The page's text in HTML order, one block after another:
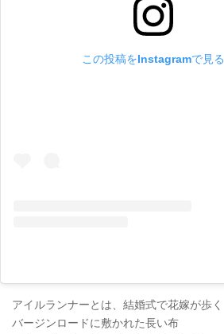
この投稿をInstagramで見る
アイルランナーとは、結婚式で花嫁が歩く
バージンロードに敷かれた長い布